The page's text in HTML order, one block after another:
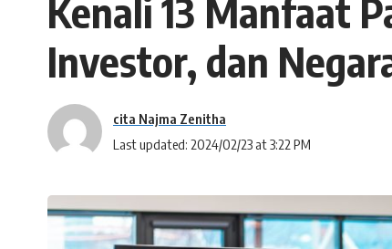
Kenali 13 Manfaat
Investor, dan
Last updated: 2024/02/23 at 3:22 PM
cita Najma Zenitha